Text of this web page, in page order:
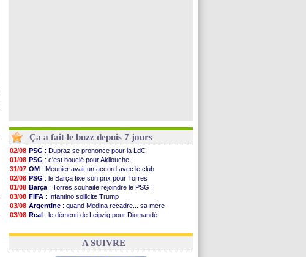
Ça a fait le buzz depuis 7 jours
02/08 PSG : Dupraz se prononce pour la LdC
01/08 PSG : c'est bouclé pour Akliouche !
31/07 OM : Meunier avait un accord avec le club
02/08 PSG : le Barça fixe son prix pour Torres
01/08 Barça : Torres souhaite rejoindre le PSG !
03/08 FIFA : Infantino sollicite Trump
03/08 Argentine : quand Medina recadre... sa mère
03/08 Real : le démenti de Leipzig pour Diomandé
31/07 FIFA: le conseiller d'Infantino démissionne !
A SUIVRE